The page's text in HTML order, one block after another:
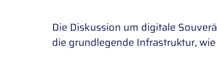
Die Diskussion um digitale
die grundlegende Infrastruktur,